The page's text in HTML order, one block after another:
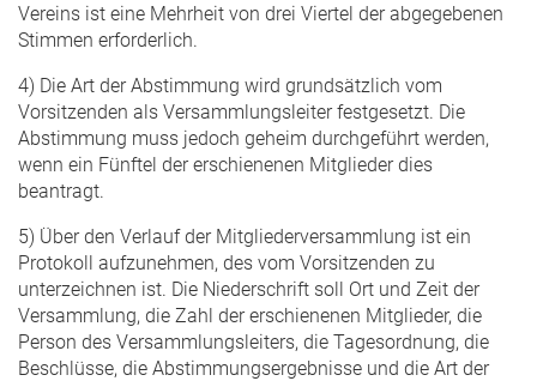
Vereins ist eine Mehrheit von drei Viertel der abgegebenen
Stimmen erforderlich.
4) Die Art der Abstimmung wird grundsätzlich vom
Vorsitzenden als Versammlungsleiter festgesetzt. Die
Abstimmung muss jedoch geheim durchgeführt werden,
wenn ein Fünftel der erschienenen Mitglieder dies
beantragt.
5) Über den Verlauf der Mitgliederversammlung ist ein
Protokoll aufzunehmen, des vom Vorsitzenden zu
unterzeichnen ist. Die Niederschrift soll Ort und Zeit der
Versammlung, die Zahl der erschienenen Mitglieder, die
Person des Versammlungsleiters, die Tagesordnung, die
Beschlüsse, die Abstimmungsergebnisse und die Art der